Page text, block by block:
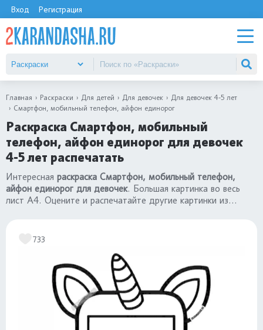
Вход Регистрация
Главная Раскраски Для детей Для девочек
Для девочек 4-5 лет
Смартфон, мобильный телефон, айфон единорог
Раскраска Смартфон, мобильный
телефон, айфон единорог для девочек
4-5 лет распечатать
Интересная раскраска Смартфон, мобильный телефон,
айфон единорог для девочек. Большая картинка во весь
лист А4. Оцените и распечатайте другие картинки из
733